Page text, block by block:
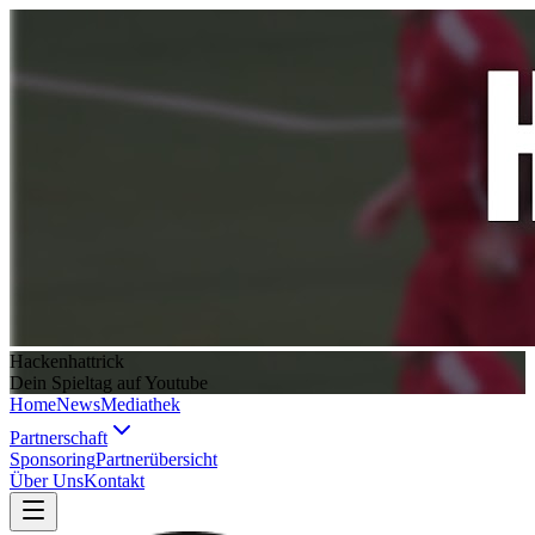
Hackenhattrick
Dein Spieltag auf Youtube
HomeNewsMediathek
Partnerschaft
SponsoringPartnerübersicht
Über UnsKontakt